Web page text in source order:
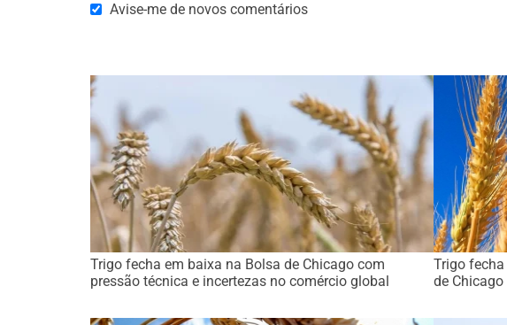
Avise-me de novos comentários
Trigo fecha em baixa na Bolsa de Chicago com
pressão técnica e incertezas no comércio global
Trigo
de Chicago